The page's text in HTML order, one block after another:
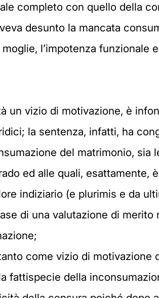
completo con quello della
desunto la mancata
l’impotenza funzionale
un vizio di motivazione, è
la sentenza, infatti, ha
del matrimonio, sia
ed alle quali, esattamente,
indiziario (e plurimis e da
di una valutazione di
come vizio di motivazione
fattispecie della